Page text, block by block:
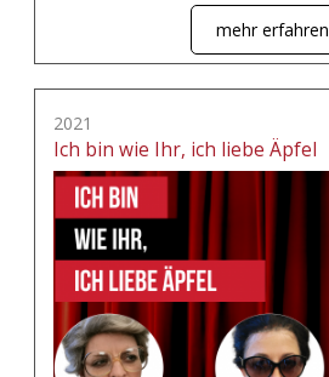
mehr erfahren
2021
Ich bin wie Ihr, ich liebe Äpfel